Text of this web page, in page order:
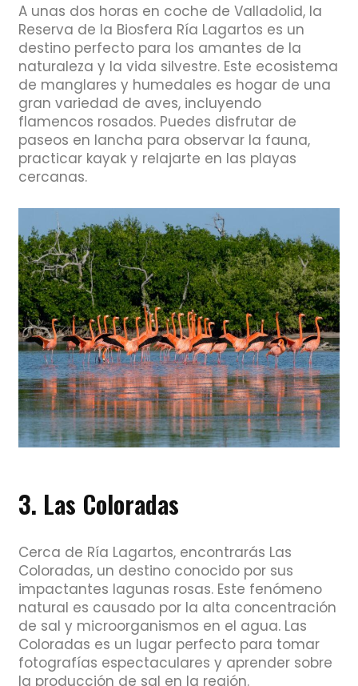
A unas dos horas en coche de Valladolid, la
Reserva de la Biosfera Ría Lagartos es un
destino perfecto para los amantes de la
naturaleza y la vida silvestre. Este ecosistema
de manglares y humedales es hogar de una
gran variedad de aves, incluyendo
flamencos rosados. Puedes disfrutar de
paseos en lancha para observar la fauna,
practicar kayak y relajarte en las playas
cercanas.
3. Las Coloradas
Cerca de Ría Lagartos, encontrarás Las
Coloradas, un destino conocido por sus
impactantes lagunas rosas. Este fenómeno
natural es causado por la alta concentración
de sal y microorganismos en el agua. Las
Coloradas es un lugar perfecto para tomar
fotografías espectaculares y aprender sobre
la producción de sal en la región.